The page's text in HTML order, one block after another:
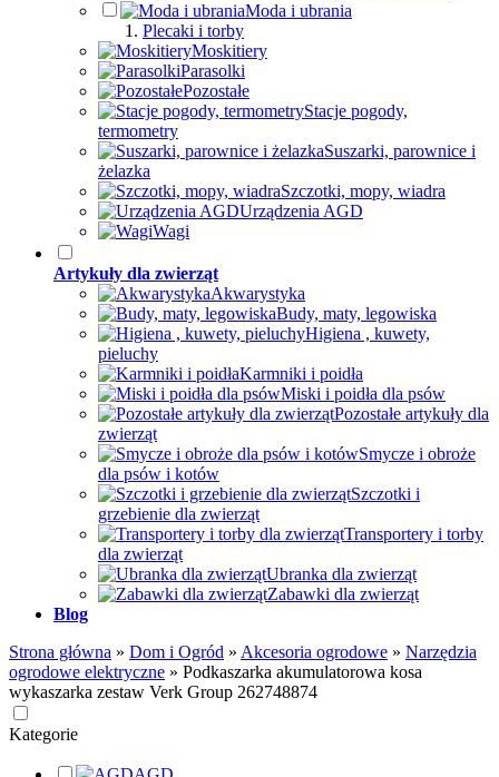
Moda i ubrania
Plecaki i torby
Moskitiery
Parasolki
Pozostałe
Stacje pogody,
termometry
Suszarki, parownice i
żelazka
Szczotki, mopy, wiadra
Urządzenia AGD
Wagi
Artykuły dla zwierząt
Akwarystyka
Budy, maty, legowiska
Higiena , kuwety,
pieluchy
Karmniki i poidła
Miski i poidła dla psów
Pozostałe artykuły dla
zwierząt
Smycze i obroże
dla psów i kotów
Szczotki i
grzebienie dla zwierząt
Transportery i torby
dla zwierząt
Ubranka dla zwierząt
Zabawki dla zwierząt
Blog
Strona główna » Dom i Ogród » Akcesoria ogrodowe » Narzędzia
ogrodowe elektryczne » Podkaszarka akumulatorowa kosa
wykaszarka zestaw Verk Group 262748874
Kategorie